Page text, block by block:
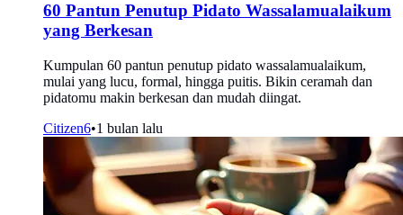
60 Pantun Penutup Pidato Wassalamualaikum
yang Berkesan
Kumpulan 60 pantun penutup pidato wassalamualaikum,
mulai yang lucu, formal, hingga puitis. Bikin ceramah dan
pidatomu makin berkesan dan mudah diingat.
Citizen6•1 bulan lalu